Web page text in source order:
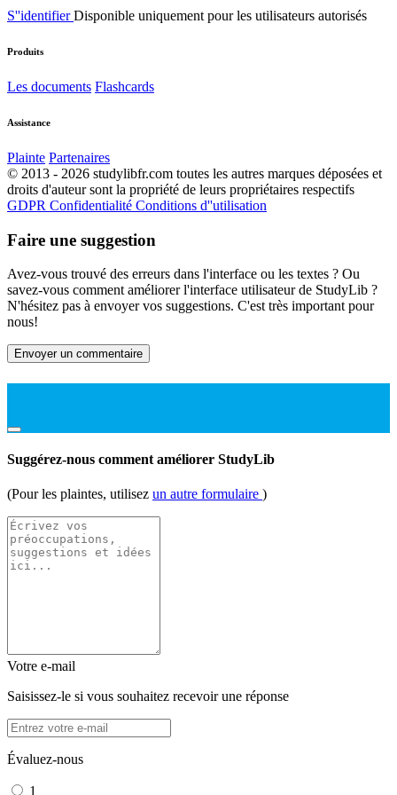
S''identifierDisponible uniquement pour les utilisateurs autorisés
Produits
Les documents Flashcards
Assistance
Plainte Partenaires
© 2013 - 2026 studylibfr.com toutes les autres marques déposées et
droits d'auteur sont la propriété de leurs propriétaires respectifs
GDPR Confidentialité Conditions d''utilisation
Faire une suggestion
Avez-vous trouvé des erreurs dans l'interface ou les textes ? Ou
savez-vous comment améliorer l'interface utilisateur de StudyLib ?
N'hésitez pas à envoyer vos suggestions. C'est très important pour
nous!
Envoyer un commentaire
Suggérez-nous comment améliorer StudyLib
(Pour les plaintes, utilisez un autre formulaire )
Votre e-mail
Saisissez-le si vous souhaitez recevoir une réponse
Évaluez-nous
1